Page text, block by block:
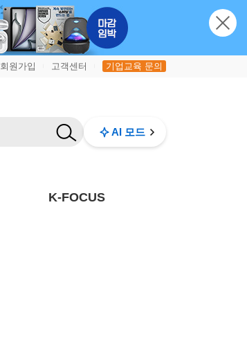
회원가입 고객센터 기업교육 문의
AI 모드
K-FOCUS